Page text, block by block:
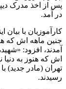
پس از اخذ مدرک
در آمد.
کارآموزیان با
جنین ماهه اش که
آمدند، افزود:
اش که هنوز به دنیا
تهران (مادر جدید)
رسیدند.